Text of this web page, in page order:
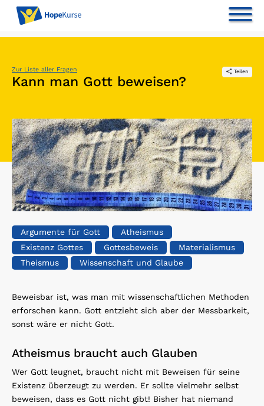
Zur Liste aller Fragen Teilen
Kann man Gott beweisen?
Argumente für Gott
Atheismus
Existenz Gottes
Gottesbeweis
Materialismus
Theismus
Wissenschaft und Glaube
Beweisbar ist, was man mit wissenschaftlichen Methoden
erforschen kann. Gott entzieht sich aber der Messbarkeit,
sonst wäre er nicht Gott.
Atheismus braucht auch Glauben
Wer Gott leugnet, braucht nicht mit Beweisen für seine
Existenz überzeugt zu werden. Er sollte vielmehr selbst
beweisen, dass es Gott nicht gibt! Bisher hat niemand